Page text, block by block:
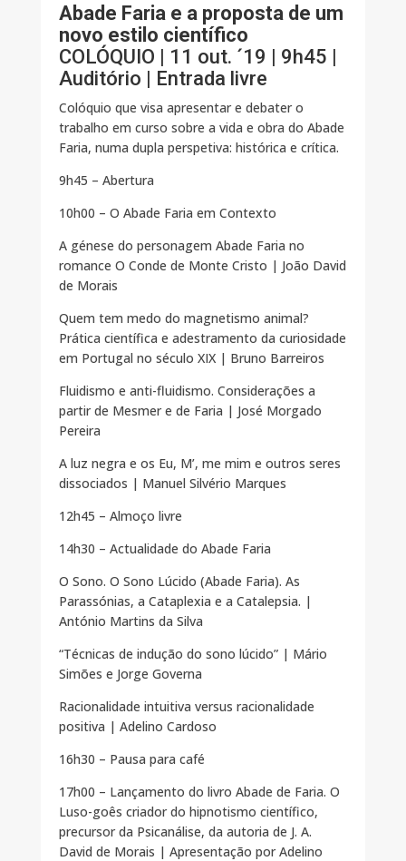
Abade Faria e a proposta de um
novo estilo científico
COLÓQUIO | 11 out. ´19 | 9h45 |
Auditório | Entrada livre
Colóquio que visa apresentar e debater o
trabalho em curso sobre a vida e obra do Abade
Faria, numa dupla perspetiva: histórica e crítica.
9h45 – Abertura
10h00 – O Abade Faria em Contexto
A génese do personagem Abade Faria no
romance O Conde de Monte Cristo | João David
de Morais
Quem tem medo do magnetismo animal?
Prática científica e adestramento da curiosidade
em Portugal no século XIX | Bruno Barreiros
Fluidismo e anti-fluidismo. Considerações a
partir de Mesmer e de Faria | José Morgado
Pereira
A luz negra e os Eu, M’, me mim e outros seres
dissociados | Manuel Silvério Marques
12h45 – Almoço livre
14h30 – Actualidade do Abade Faria
O Sono. O Sono Lúcido (Abade Faria). As
Parassónias, a Cataplexia e a Catalepsia. |
António Martins da Silva
“Técnicas de indução do sono lúcido” | Mário
Simões e Jorge Governa
Racionalidade intuitiva versus racionalidade
positiva | Adelino Cardoso
16h30 – Pausa para café
17h00 – Lançamento do livro Abade de Faria. O
Luso-goês criador do hipnotismo científico,
precursor da Psicanálise, da autoria de J. A.
David de Morais | Apresentação por Adelino